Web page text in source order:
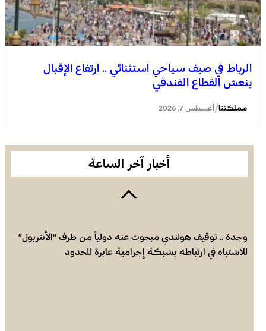
الرباط في صيف سياحي استثنائي .. ارتفاع الإقبال
ينعش القطاع الفندقي
مملكتنا/أغسطس 7, 2026
أخبار آخر الساعة
العثور على جثة مقطعة الأطراف داخل عشة بمنطقة منابع
وجدة .. توقيف هولندي مبحوث عنه دولياً من طرف “الأنتربول”
للاشتباه في ارتباطه بشبكة إجرامية عابرة للحدود